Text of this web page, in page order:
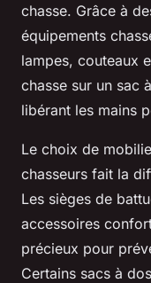
chasse. Grâce à
équipements
lampes, couteaux
chasse sur un sac
libérant les mains
Le choix de
chasseurs fait la
Les sièges de
accessoires
précieux pour
Certains sacs à